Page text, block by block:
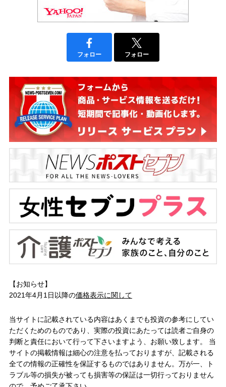
フォロー フォロー
【お知らせ】
2021年4月1日以降の価格表示に関して
当サイトに記載されている内容はあくまでも投資の参考にしてい
ただくためのものであり、実際の投資にあたっては読者ご自身の
判断と責任において行って下さいますよう、お願い致します。 当
サイトの掲載情報は細心の注意を払っておりますが、記載される
全ての情報の正確性を保証するものではありません。万が一、ト
ラブル等の損失が被っても損害等の保証は一切行っておりません